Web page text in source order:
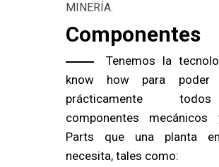
MINERÍA.
Componentes
Tenemos la
know how para poder
prácticamente
componentes mecánicos
Parts que una planta
necesita, tales como: